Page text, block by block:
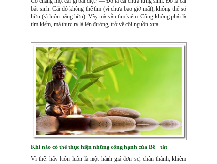
bất sinh. Cái đó không thể tìm (vì chưa bao giờ mất); không thể sở
hữu (vì luôn hằng hữu). Vậy mà vẫn tìm kiếm. Cũng không phải là
tìm kiếm, mà thực ra là lên đường, trở về cội nguồn xưa.
Khi nào có thể thực hiện những công hạnh của Bồ - tát
Vì thế, hãy luôn luôn là một hành giả đơn sơ, chân thành, khiêm